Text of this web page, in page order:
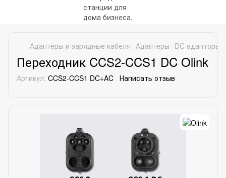
Адаптеры и зарядные кабеля Адаптеры DC адапторы
Переходник CCS2-CCS1 DC Olink
Артикул: CCS2-CCS1 DC+AC Написать отзыв